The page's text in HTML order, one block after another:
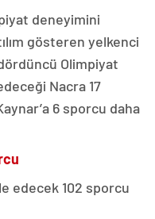
deneyimini
gösteren yelkenci
Olimpiyat
Nacra 17
6 sporcu daha
edecek 102 sporcu